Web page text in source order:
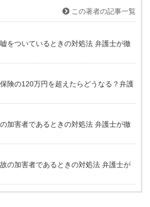
この著者の記事一覧
をついているときの対処法 弁護士が徹
険の120万円を超えたらどうなる？弁護
加害者であるときの対処法 弁護士が徹
の加害者であるときの対処法 弁護士が